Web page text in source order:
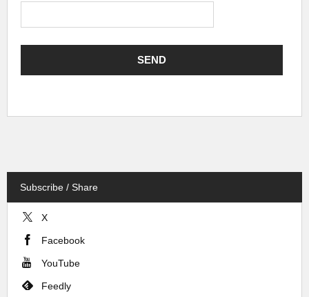
Subscribe / Share
X
Facebook
YouTube
Feedly